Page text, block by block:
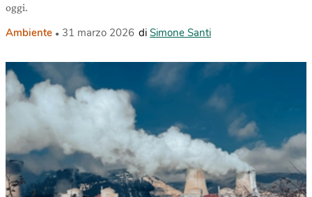
oggi.
Ambiente 31 marzo 2026 di Simone Santi